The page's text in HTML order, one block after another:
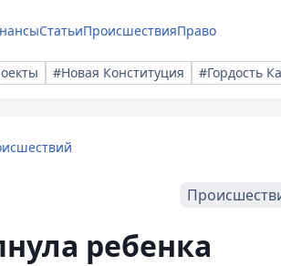
СтатьиПроисшествияПраво
#Новая Конституция #Гордость
ребенка